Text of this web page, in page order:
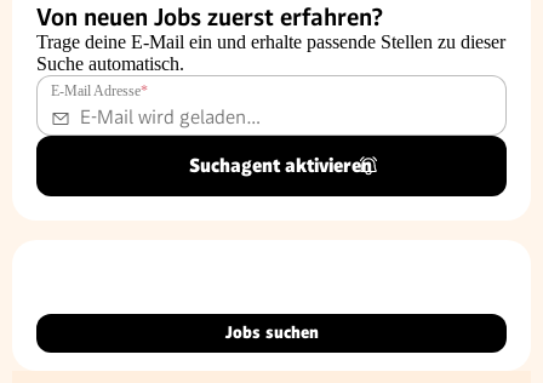
Von neuen Jobs zuerst erfahren?
Trage deine E-Mail ein und erhalte passende Stellen zu dieser
Suche automatisch.
E-Mail Adresse*
Suchagent aktivieren
Jobs suchen